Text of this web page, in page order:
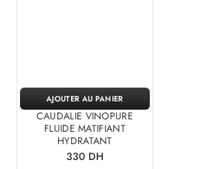
CAUDALIE VINOPURE
FLUIDE MATIFIANT
HYDRATANT
330 DH
AJOUTER AU PANIER